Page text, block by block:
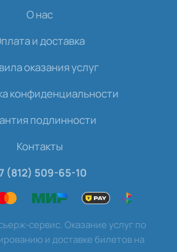
О нас
и доставка
оказания услуг
конфиденциальности
подлинности
Контакты
(812) 509-65-10
сервис. Оказание услуг по
и доставке билетов на